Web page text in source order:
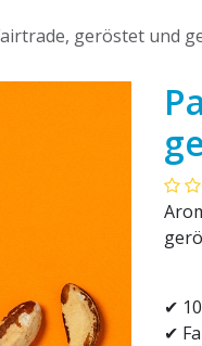
geröstet und
✔
✔